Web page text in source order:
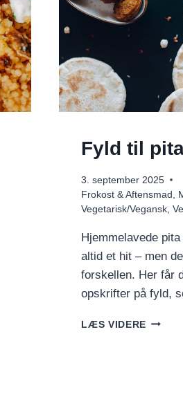
Fyld til
3. september 2025
Frokost & Aftensmad
Vegetarisk/Vegansk ,
Hjemmelavede
altid et hit – men
forskellen. Her får
opskrifter på fyld,
LÆS VIDERE FYLD